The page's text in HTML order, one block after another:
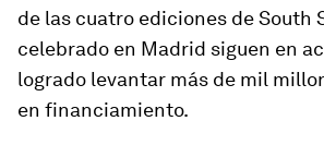
de las cuatro ediciones de South
celebrado en Madrid siguen en
logrado levantar más de mil
en financiamiento.